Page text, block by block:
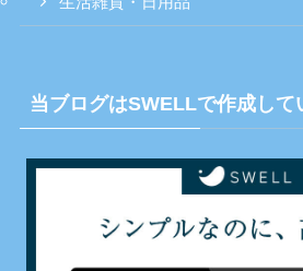
当ブログはSWELLで作成して